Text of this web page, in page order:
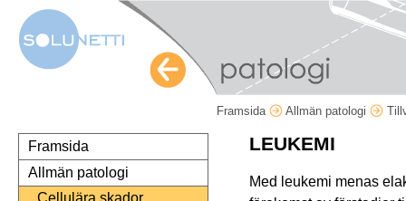
Framsida Allmän patologi
Framsida
Allmän patologi
LEUKEMI
Med leukemi menas